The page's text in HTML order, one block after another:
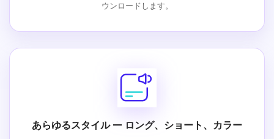
ウンロードします。
あらゆるスタイル — ロング、ショート、カラー